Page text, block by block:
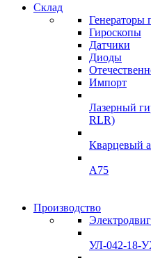
Подробнее
подробнее
Склад
Генераторы
Гироскопы
Датчики
Диоды
Импорт
Лазерный
RLR)
Кварцевый
A75
Склад
Подробнее
Гироскопы
Производство
УЛ-042-18-